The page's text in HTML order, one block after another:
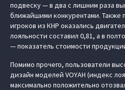
подвеску — в два с лишним раза
ближайшими конкурентами. Также
игроков из КНР оказались
лояльности составил 0,81, а в
— показатель стоимости
Помимо прочего, пользователи
дизайн моделей VOYAH (индекс
максимально положительно